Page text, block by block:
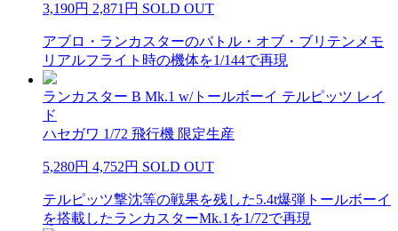
3,190円 2,871円 SOLD OUT
アブロ・ランカスターのバトル・オブ・ブリテンメモ
リアルフライト時の機体を1/144で再現
ランカスター B Mk.1 w/トールボーイ テルピッツ レイ
ド
ハセガワ 1/72 飛行機 限定生産
5,280円 4,752円 SOLD OUT
テルピッツ撃沈等の戦果を残した5.4t爆弾トールボーイ
を搭載したランカスターMk.1を1/72で再現